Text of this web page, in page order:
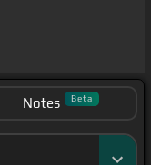
Notes Beta